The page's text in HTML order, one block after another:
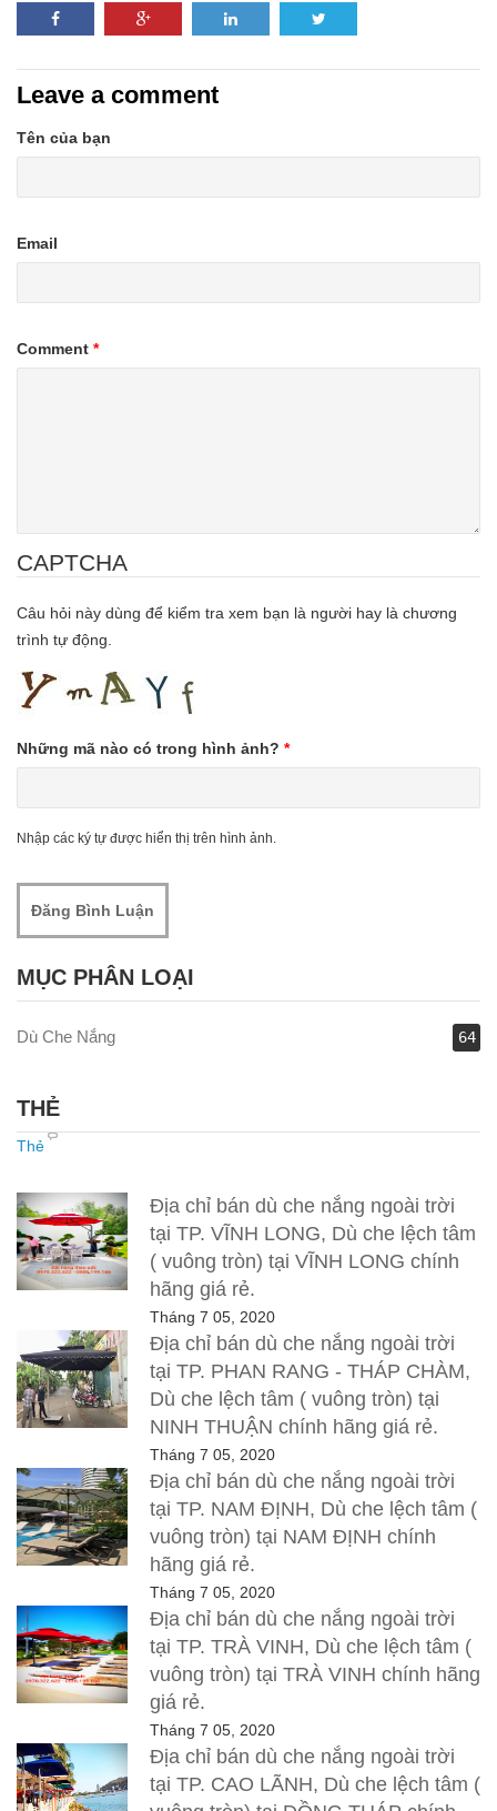
Leave a comment
Tên của bạn
Email
Comment *
CAPTCHA
Câu hỏi này dùng để kiểm tra xem bạn là người hay là chương
trình tự động.
Những mã nào có trong hình ảnh? *
Nhập các ký tự được hiển thị trên hình ảnh.
MỤC PHÂN LOẠI
Dù Che Nắng 64
THẺ
Thẻ
Địa chỉ bán dù che nắng ngoài trời
tại TP. VĨNH LONG, Dù che lệch tâm
( vuông tròn) tại VĨNH LONG chính
hãng giá rẻ.
Tháng 7 05, 2020
Địa chỉ bán dù che nắng ngoài trời
tại TP. PHAN RANG - THÁP CHÀM,
Dù che lệch tâm ( vuông tròn) tại
NINH THUẬN chính hãng giá rẻ.
Tháng 7 05, 2020
Địa chỉ bán dù che nắng ngoài trời
tại TP. NAM ĐỊNH, Dù che lệch tâm (
vuông tròn) tại NAM ĐỊNH chính
hãng giá rẻ.
Tháng 7 05, 2020
Địa chỉ bán dù che nắng ngoài trời
tại TP. TRÀ VINH, Dù che lệch tâm (
vuông tròn) tại TRÀ VINH chính hãng
giá rẻ.
Tháng 7 05, 2020
Địa chỉ bán dù che nắng ngoài trời
tại TP. CAO LÃNH, Dù che lệch tâm (